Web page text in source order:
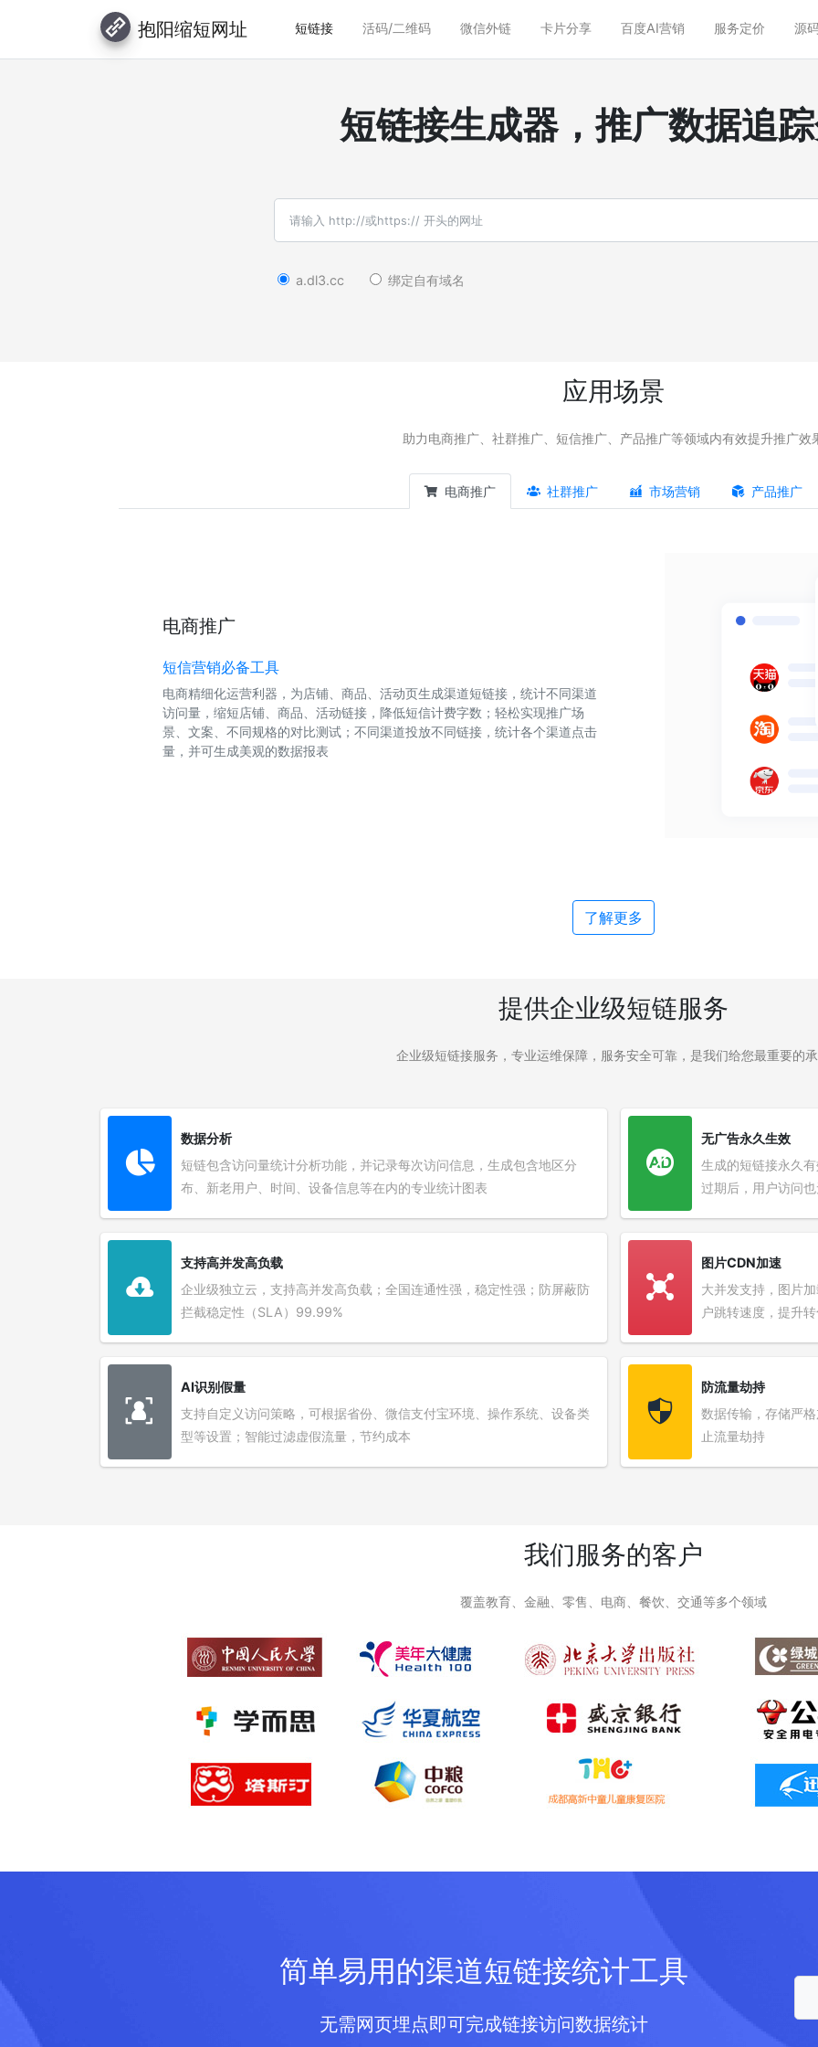
抱阳缩短网址 短链接 活码/二维码 微信外链 卡片分享 百度AI营销 服务定价 源
短链接生成器，推广数据追
a.dl3.cc 绑定自有域名
应用场景
助力电商推广、社群推广、短信推广、产品推广等领域内有效提升推广效
电商推广 社群推广 市场营销 产品推广
电商推广
短信营销必备工具
电商精细化运营利器，为店铺、商品、活动页生成渠道短链接，统计不同渠道
访问量，缩短店铺、商品、活动链接，降低短信计费字数；轻松实现推广场
景、文案、不同规格的对比测试；不同渠道投放不同链接，统计各个渠道点击
量，并可生成美观的数据报表
了解更多
提供企业级短链服务
企业级短链接服务，专业运维保障，服务安全可靠，是我们给您最重要的
数据分析
短链包含访问量统计分析功能，并记录每次访问信息，生成包含地区分
布、新老用户、时间、设备信息等在内的专业统计图表
支持高并发高负载
企业级独立云，支持高并发高负载；全国连通性强，稳定性强；防屏蔽防
拦截稳定性（SLA）99.99%
AI识别假量
支持自定义访问策略，可根据省份、微信支付宝环境、操作系统、设备类
型等设置；智能过滤虚假流量，节约成本
无广告永久生效
生成的短链接永久
过期后，用户访问
图片CDN加速
大并发支持，图片
户跳转速度，提升
防流量劫持
数据传输，存储严
止流量劫持
我们服务的客户
覆盖教育、金融、零售、电商、餐饮、交通等多个领域
简单易用的渠道短链接统计工具
无需网页埋点即可完成链接访问数据统计